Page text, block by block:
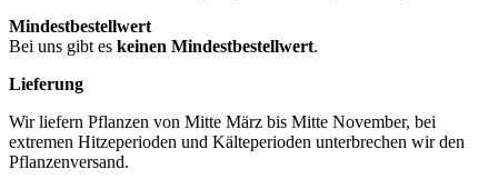
Mindestbestellwert
Bei uns gibt es keinen Mindestbestellwert.
Lieferung
Wir liefern Pflanzen von Mitte März bis Mitte November, bei
extremen Hitzeperioden und Kälteperioden unterbrechen wir den
Pflanzenversand.